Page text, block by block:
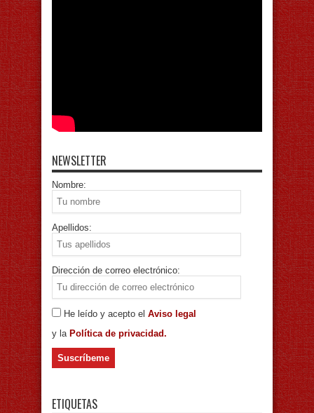
NEWSLETTER
Nombre:
Apellidos:
Dirección de correo electrónico:
He leído y acepto el Aviso legal
y la Política de privacidad.
ETIQUETAS